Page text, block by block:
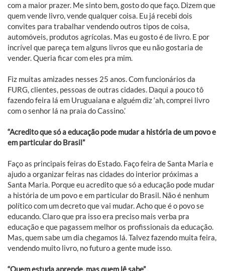
com a maior prazer. Me sinto bem, gosto do que faço. Dizem que
quem vende livro, vende qualquer coisa. Eu já recebi dois
convites para trabalhar vendendo outros tipos de coisa,
automóveis, produtos agrícolas. Mas eu gosto é de livro. E por
incrível que pareça tem alguns livros que eu não gostaria de
vender. Queria ficar com eles pra mim.
Fiz muitas amizades nesses 25 anos. Com funcionários da
FURG, clientes, pessoas de outras cidades. Daqui a pouco tô
fazendo feira lá em Uruguaiana e alguém diz ‘ah, comprei livro
com o senhor lá na praia do Cassino.’
“Acredito que só a educação pode mudar a história de um povo e
em particular do Brasil”
Faço as principais feiras do Estado. Faço feira de Santa Maria e
ajudo a organizar feiras nas cidades do interior próximas a
Santa Maria. Porque eu acredito que só a educação pode mudar
a história de um povo e em particular do Brasil. Não é nenhum
político com um decreto que vai mudar. Acho que é o povo se
educando. Claro que pra isso era preciso mais verba pra
educação e que pagassem melhor os profissionais da educação.
Mas, quem sabe um dia chegamos lá. Talvez fazendo muita feira,
vendendo muito livro, no futuro a gente mude isso.
“Quem estuda aprende, mas quem lê sabe”